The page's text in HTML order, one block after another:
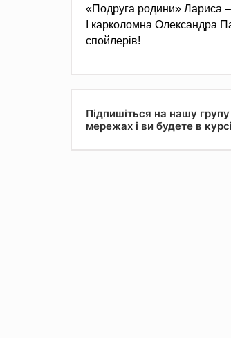
«Подруга родини» Лариса
І карколомна Олександра
спойлерів!
Підпишіться на нашу
мережах і ви будете в